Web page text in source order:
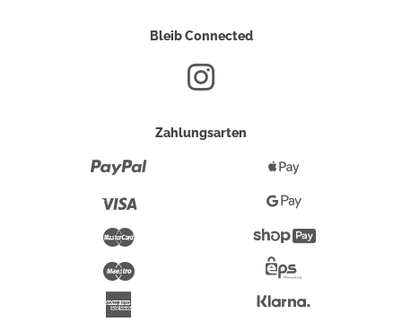
Bleib Connected
Zahlungsarten
Maestro
Pay
Google
Pay
Überweisung